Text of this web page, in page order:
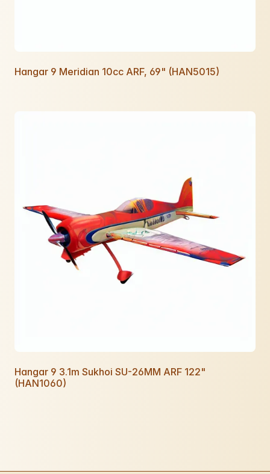
Hangar 9 Meridian 10cc ARF, 69" (HAN5015)
Hangar 9 3.1m Sukhoi SU-26MM ARF 122"
(HAN1060)